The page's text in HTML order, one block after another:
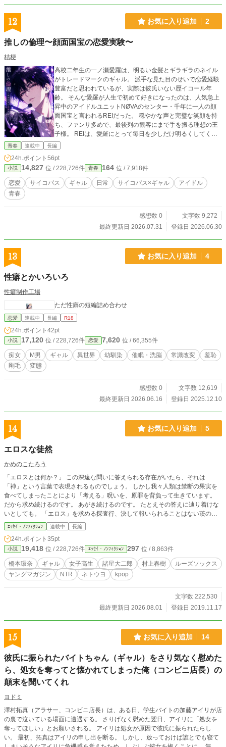
12 お気に入り追加 2
推しの倫理〜顔面国宝の恋愛実験〜
桔梗
高校二年生の一ノ瀬愛羅は、明るい金髪とギラギラのネイル
がトレードマークのギャル。 派手な見た目のせいで恋愛経験
豊富だと思われているが、実際は彼氏いない歴イコール年
齢。 そんな愛羅が人生で初めて好きになったのは、人気急上
昇中のアイドルユニットNØVAのセンター・千年に一人の顔
面国宝と言われるREIだった。 穏やかな声と完璧な笑顔を持
ち、ファンサ多めで、最後列の観客にまで手を振る理想の王
子様。 REIは、愛羅にとって毎日を少しだけ明るくしてくれ
る、初めての”推し”だった。 ――ライブ会場の関係者通路
では。
青春 連載中 長編
24h.ポイント 56pt
小説 14,827 位 / 228,726件 青春 164 位 / 7,918件
恋愛 サイコパス ギャル 日常 サイコパス×ギャル
アイドル
青春
感想数 0
文字数 9,272
最終更新日 2026.07.31
登録日 2026.06.30
13 お気に入り追加 4
性癖とかいろいろ
性癖制作工場
ただ性癖の短編詰め合わせ
恋愛 連載中 長編 R18
24h.ポイント 42pt
小説 17,120 位 / 228,726件 恋愛 7,620 位 / 66,355件
痴女 M男 ギャル 異世界 幼馴染 催眠・洗脳 常識改変
羞恥
剛毛
変態
感想数 0
文字数 12,619
最終更新日 2026.06.16
登録日 2025.12.10
14 お気に入り追加 5
エロスな徒然
かめのこたろう
「エロスとは何か？」 この深遠な問いに答えられる存在がいたら、それは
「神」という言葉で表現されるものでしょう。 しかし我々人類は禁断の果実を
食べてしまったことにより「考える」呪いを、原罪を背負って生きています。
だから求め続けるのです。 あがき続けるのです。 たとえその答えに辿り着けな
いとしても。 「エロス」を求める探査行、決して報いられることはない茨の
道。 それでもその甘い果実の誘惑に引かれて今日も思索の迷宮を彷徨うので
す。
ｴｯｾｲ・ﾉﾝﾌｨｸｼｮﾝ 連載中 長編
24h.ポイント 35pt
小説 19,418 位 / 228,726件 ｴｯｾｲ・ﾉﾝﾌｨｸｼｮﾝ 297 位 / 8,863件
橋本環奈 ギャル 女子高生 諸星大二郎 村上春樹
ルーズソックス
ヤングマガジン
NTR ネトウヨ kpop
文字数 222,530
最終更新日 2026.08.01
登録日 2019.11.17
15 お気に入り追加 14
彼氏に振られたバイトちゃん（ギャル）をさり気なく慰めた
ら、処女を奪ってと懐かれてしまった俺（コンビニ店長）の
顛末を聞いてくれ
ヨドミ
澤村拓真（アラサー、コンビニ店長）は、ある日、学生バイトの加藤アイリが店
の裏で泣いている場面に遭遇する。 さりげなく慰めた翌日、アイリに「処女を
奪ってほしい」とお願いされる。 アイリは処女が原因で彼氏に振られたらし
い。 最初、拓真はアイリの申し出を断る。 しかし、放っておけば誰とでも寝て